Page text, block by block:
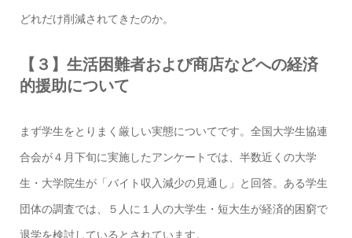
どれだけ削減されてきたのか。
【３】生活困難者および商店などへの経済
的援助について
まず学生をとりまく厳しい実態についてです。全国大学生協連
合会が４月下旬に実施したアンケートでは、半数近くの大学
生・大学院生が「バイト収入減少の見通し」と回答。ある学生
団体の調査では、５人に１人の大学生・短大生が経済的困窮で
退学を検討しているとされています。